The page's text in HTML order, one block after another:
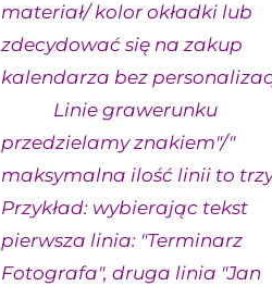
materiał/ kolor okładki lub
zdecydować się na zakup
kalendarza bez
Linie grawerunku
przedzielamy znakiem"/"
maksymalna ilość linii to
Przykład: wybierając tekst
pierwsza linia: "Terminarz
Fotografa", druga linia "Jan